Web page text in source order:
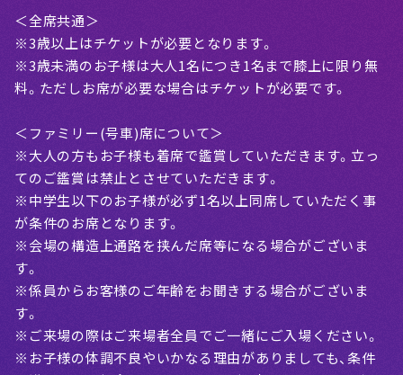
＜全席共通＞
※3歳以上はチケットが必要となります。
※3歳未満のお子様は大人1名につき1名まで膝上に限り無
料。ただしお席が必要な場合はチケットが必要です。
＜ファミリー(号車)席について＞
※大人の方もお子様も着席で鑑賞していただきます。立っ
てのご鑑賞は禁止とさせていただきます。
※中学生以下のお子様が必ず1名以上同席していただく事
が条件のお席となります。
※会場の構造上通路を挟んだ席等になる場合がございま
す。
※係員からお客様のご年齢をお聞きする場合がございま
す。
※ご来場の際はご来場者全員でご一緒にご入場ください。
※お子様の体調不良やいかなる理由がありましても、条件